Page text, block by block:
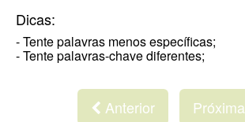
Dicas:
- Tente palavras menos específicas;
- Tente palavras-chave diferentes;
Anterior Próxima